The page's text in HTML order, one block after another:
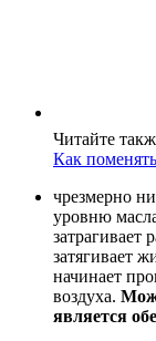
Читайте
Как
чрезмерно
уровню
затрагивает
затягивает
начинает
воздуха.
является